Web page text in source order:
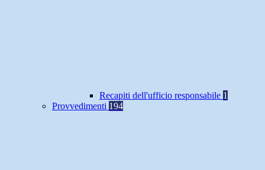
Recapiti dell'ufficio responsabile 1
Provvedimenti 194